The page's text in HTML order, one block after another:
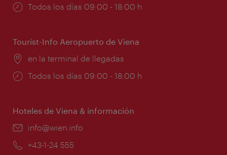
Horarios
Todos los días 09:00 - 18:00 h
Tourist-Info Aeropuerto de Viena
Lugar:
en la terminal de llegadas
Horarios
Todos los días 09:00 - 18:00 h
Hoteles de Viena & información
e-
info@wien.info
Teléfono:
+43-1-24 555